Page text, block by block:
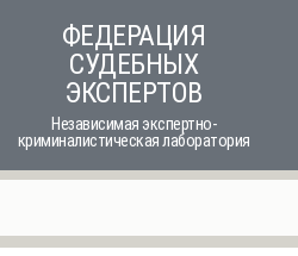
ФЕДЕРАЦИЯ
СУДЕБНЫХ
ЭКСПЕРТОВ
Независимая экспертно-
криминалистическая лаборатория